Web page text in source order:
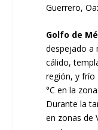
Guerrero,
Golfo de
despejado a
cálido,
región, y frío
°C en la
Durante la
en zonas de